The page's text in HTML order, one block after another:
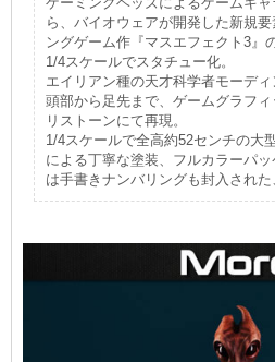
ら、バイオウェアが開発した新規
ングゲーム作『マスエフェクト3』
1/4スケールでスタチュー化。
エイリアン種の天才科学者モーデ
頭部から足先まで、ゲームグラフ
リストーンにて再現。
1/4スケールで全高約52センチの大
による丁寧な塗装、フルカラーパ
は手書きナンバリングも封入された